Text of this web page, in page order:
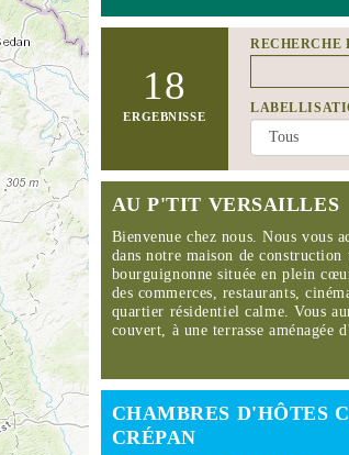
18
ERGEBNISSE
RECHERCHE
AU P'TIT VERSAILLES
Bienvenue chez nous. Nous vous
dans notre maison de
bourguignonne située en plein
des commerces, restaurants,
quartier résidentiel calme. Vous
couvert, à une terrasse
CHAMBRES D'HÔTES
CRÉPAN